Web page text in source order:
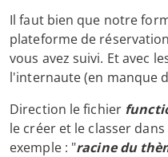
Il faut bien que notre
plateforme de
vous avez suivi. Et avec
l'internaute (en manque
Direction le fichier
le créer et le classer
exemple : "racine du